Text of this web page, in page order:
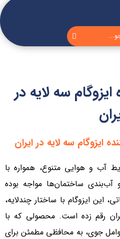
ایزوگام سه لایه در
ایزوگام سه لایه در ایران
آب و هوایی متنوع، همواره با
ساختمان‌ها مواجه بوده
این ایزوگام با ساختار چندلایه،
رقم زده است. محصولی که با
جوی، به محافظی مطمئن برای